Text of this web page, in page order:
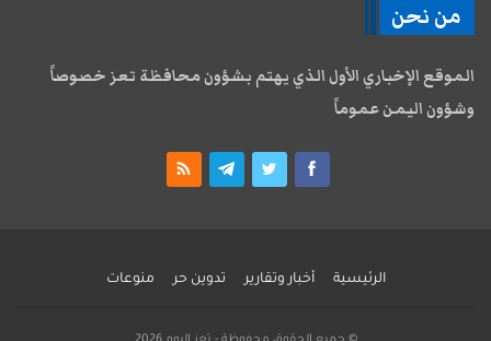
من نحن
الموقع الإخباري الأول الذي يهتم بشؤون محافظة تعز خصوصاً
وشؤون اليمن عموماً
الرئيسية أخبار وتقارير تدوين حر منوعات